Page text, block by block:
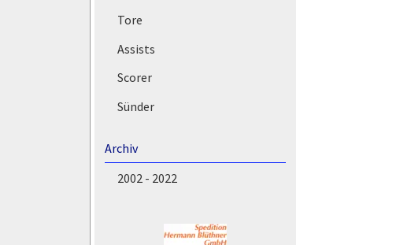
Tore
Assists
Scorer
Sünder
Archiv
2002 - 2022